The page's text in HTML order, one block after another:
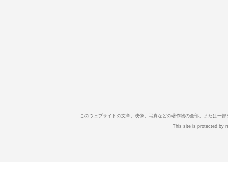
このウェブサイトの文章、映像、写真などの著作物の全部、または一
This site is protected by